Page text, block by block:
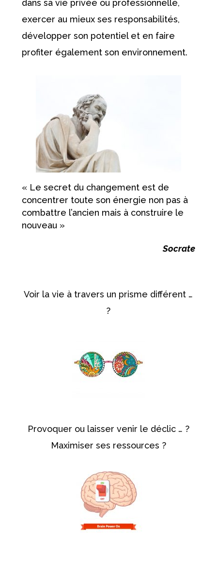
dans sa vie privée ou professionnelle,
exercer au mieux ses responsabilités,
développer son potentiel et en faire
profiter également son environnement.
« Le secret du changement est de
concentrer toute son énergie non pas à
combattre l’ancien mais à construire le
nouveau »
Socrate
Voir la vie à travers un prisme différent …
?
Provoquer ou laisser venir le déclic … ?
Maximiser ses ressources ?